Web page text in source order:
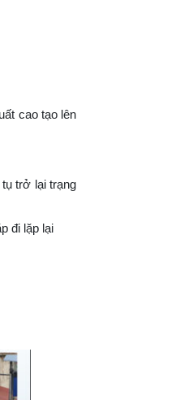
cao tạo lên
trở lại trạng